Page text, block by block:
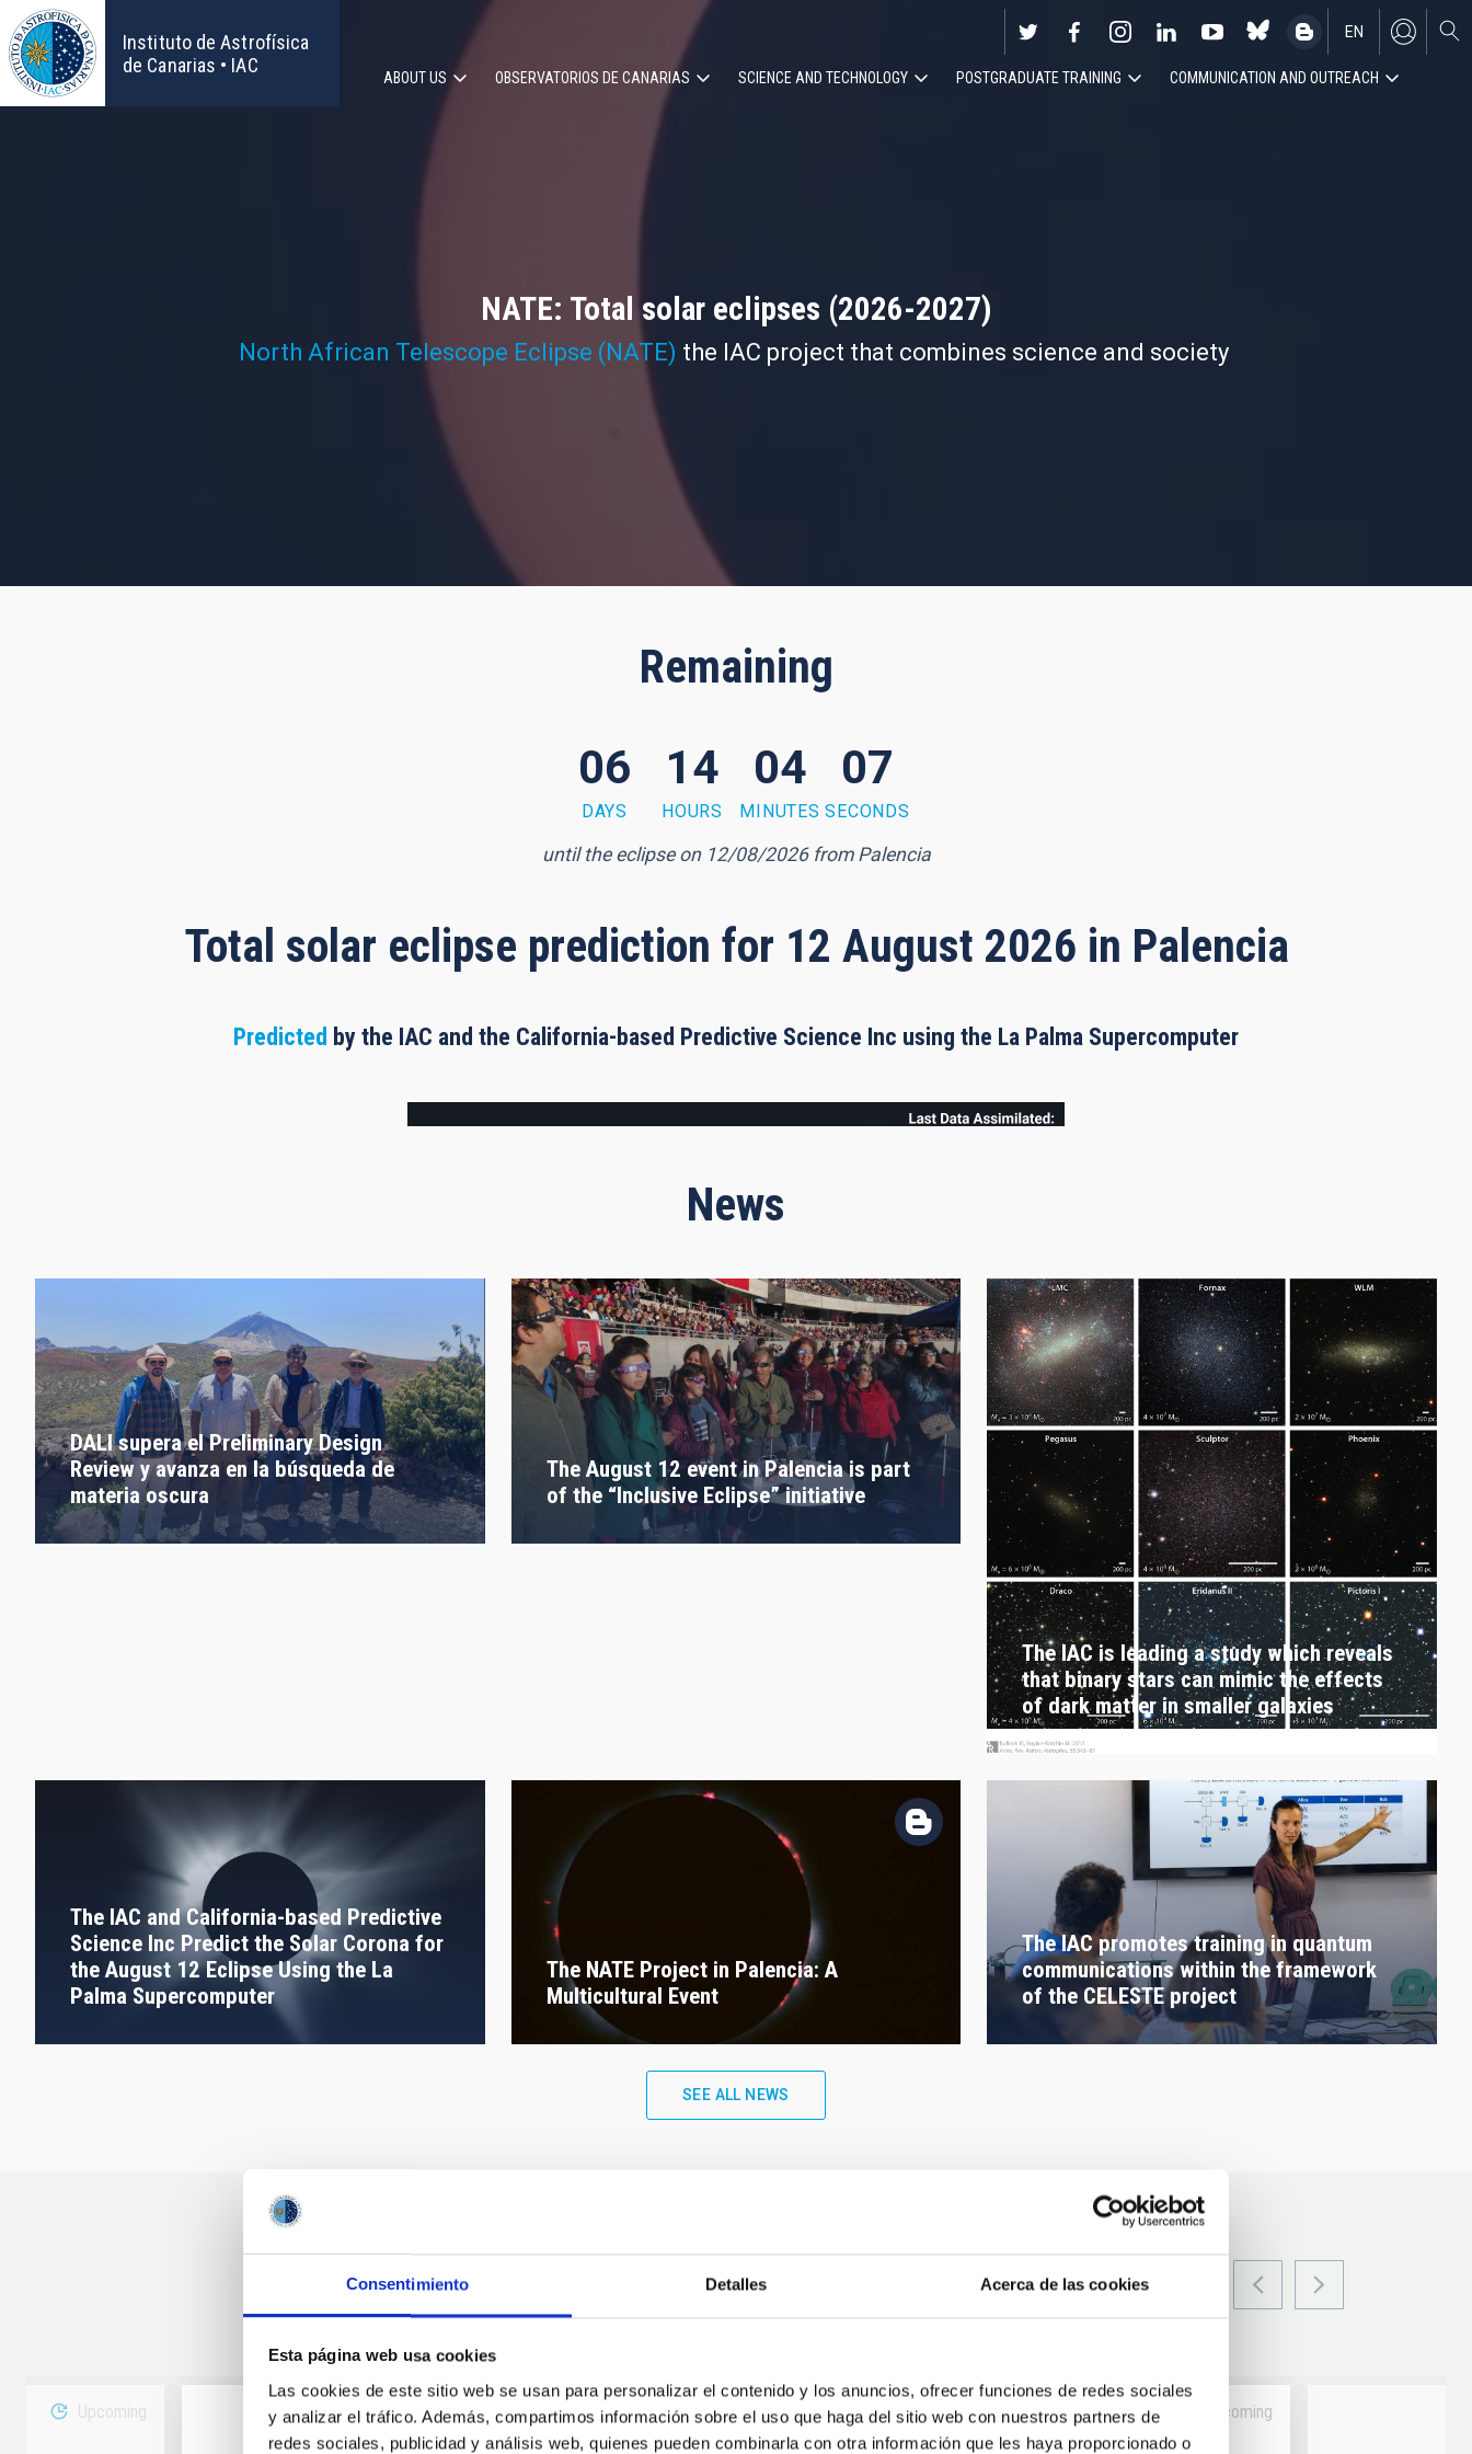
Consentimiento Detalles Acerca de las cookies
Esta página web usa cookies
Las cookies de este sitio web se usan para personalizar el contenido y los anuncios, ofrecer funciones de redes sociales
y analizar el tráfico. Además, compartimos información sobre el uso que haga del sitio web con nuestros partners de
redes sociales, publicidad y análisis web, quienes pueden combinarla con otra información que les haya proporcionado o
Skip
to
main
content
Instituto de Astrofísica
de Canarias • IAC
EN
ES
Main
navigation
ABOUT US OBSERVATORIOS DE CANARIAS SCIENCE AND TECHNOLOGY POSTGRADUATE TRAINING COMMUNICATION AND OUTREACH
NATE: Total solar eclipses (2026-2027)
North African Telescope Eclipse (NATE) the IAC project that combines science and society
Remaining
06
DAYS
14
HOURS
04
MINUTES
06
SECONDS
until the eclipse on 12/08/2026 from Palencia
Total solar eclipse prediction for 12 August 2026 in Palencia
Predicted by the IAC and the California-based Predictive Science Inc using the La Palma Supercomputer
News
DALI supera el Preliminary Design
Review y avanza en la búsqueda de
materia oscura
The August 12 event in Palencia is part
of the “Inclusive Eclipse” initiative
The IAC is leading a study which reveals
that binary stars can mimic the effects
of dark matter in smaller galaxies
The IAC and California-based Predictive
Science Inc Predict the Solar Corona for
the August 12 Eclipse Using the La
Palma Supercomputer
The NATE Project in Palencia: A
Multicultural Event
The IAC promotes training in quantum
communications within the framework
of the CELESTE project
SEE ALL NEWS
Events
Upcoming Upcoming Upcoming